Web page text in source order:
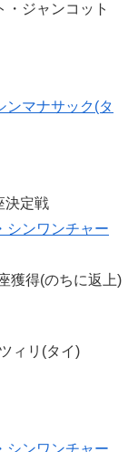
ジャンコット
ンマナサック(タ
決定戦
シンワンチャー
獲得(のちに返上)
ィリ(タイ)
シンワンチャー